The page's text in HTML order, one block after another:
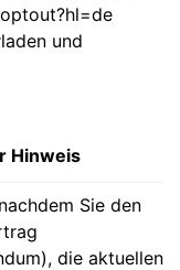
und
Hinweis
Sie den
die aktuellen